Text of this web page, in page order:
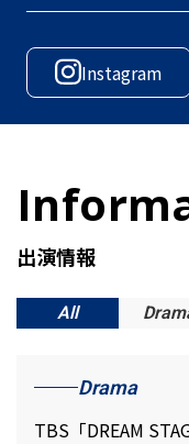
Instagram
出演情報
All
Drama
TBS「DREAM